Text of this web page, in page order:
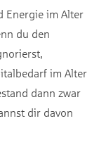
Energie im Alter
du den
im Alter
dann zwar
dir davon